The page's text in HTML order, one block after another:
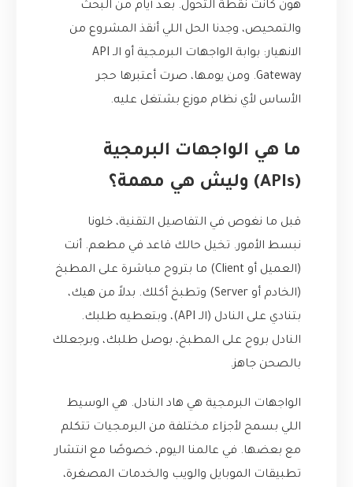
هون كانت نقطة التحول. بعد أيام من البحث
والتمحيص، وجدنا الحل اللي أنقذ المشروع من
الانهيار: بوابة الواجهات البرمجية أو الـ API
Gateway. ومن يومها، صرت أعتبرها حجر
الأساس لأي نظام موزع بشتغل عليه.
ما هي الواجهات البرمجية
(APIs) وليش هي مهمة؟
قبل ما نغوص في التفاصيل التقنية، خلونا
نبسط الأمور. تخيل حالك قاعد في مطعم. أنت
(العميل أو Client) ما بتروح مباشرة على المطبخ
(الخادم أو Server) وتطبخ أكلك. بدلاً من هيك،
بتنادي على النادل (الـ API)، وبتعطيه طلبك.
النادل بروح على المطبخ، بوصل طلبك، وبرجعلك
بالصحن جاهز.
الواجهات البرمجية هي هاد النادل. هي الوسيط
اللي بسمح لأجزاء مختلفة من البرمجيات تتكلم
مع بعضها. في عالمنا اليوم، خصوصًا مع انتشار
تطبيقات الموبايل والويب والخدمات المصغرة،